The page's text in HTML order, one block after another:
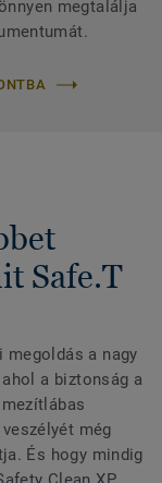
megtalálja
Safe.T
megoldás a nagy
a biztonság a
még
És hogy mindig